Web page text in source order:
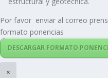
Por favor enviar al correo
formato ponencias
DESCARGAR FORMATO
×